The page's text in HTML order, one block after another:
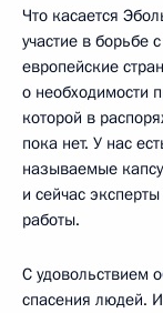
Что касается
участие в борьбе
европейские
о необходимости
которой в
пока нет. У нас
называемые
и сейчас
работы.
С удовольствием
спасения людей.